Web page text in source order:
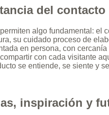
del
algo fundamental: el
su cuidado proceso de
en persona, con
con cada visitante
se entiende, se siente y
inspiración y